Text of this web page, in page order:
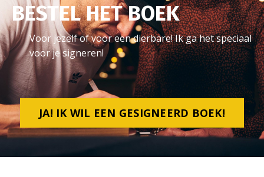
BESTEL HET BOEK
Voor jezelf of voor een dierbare! Ik ga het speciaal
voor je signeren!
JA! IK WIL EEN GESIGNEERD BOEK!